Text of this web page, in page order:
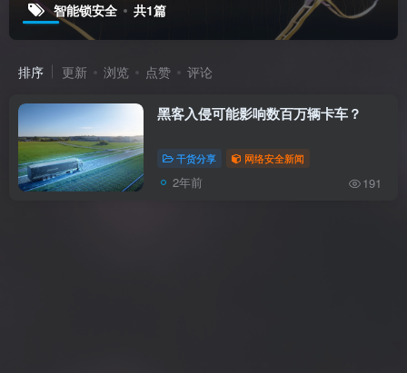
智能锁安全 共1篇
排序 更新 浏览 点赞 评论
黑客入侵可能影响数百万辆卡车？
干货分享 网络安全新闻
2年前 191